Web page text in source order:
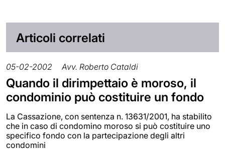
Articoli correlati
05-02-2002 Avv. Roberto Cataldi
Quando il dirimpettaio è moroso, il
condominio può costituire un fondo
La Cassazione, con sentenza n. 13631/2001, ha stabilito
che in caso di condomino moroso si può costituire uno
specifico fondo con la partecipazione degli altri
condomini